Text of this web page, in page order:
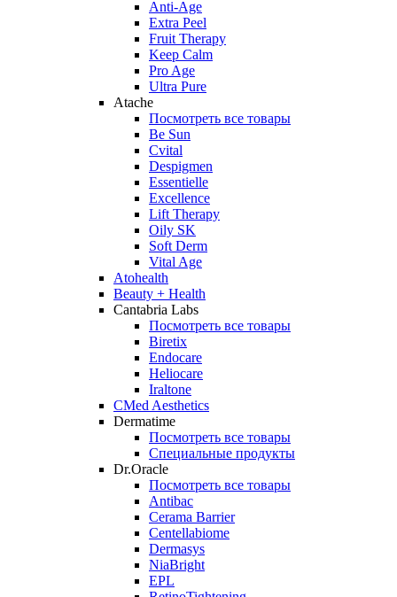
Anti‑Age
Extra Peel
Fruit Therapy
Keep Calm
Pro Age
Ultra Pure
Atache
Посмотреть все товары
Be Sun
Cvital
Despigmen
Essentielle
Excellence
Lift Therapy
Oily SK
Soft Derm
Vital Age
Atohealth
Beauty + Health
Cantabria Labs
Посмотреть все товары
Biretix
Endocare
Heliocare
Iraltone
CMed Aesthetics
Dermatime
Посмотреть все товары
Специальные продукты
Dr.Oracle
Посмотреть все товары
Antibac
Cerama Barrier
Centellabiome
Dermasys
NiaBright
EPL